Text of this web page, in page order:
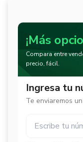
¡Más
Compara entre
precio, fácil.
Ingresa tu
Te enviaremos